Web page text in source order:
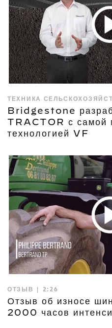
ТЕХНИКА
Bridgestone
TRACTOR с самой
технологией VF
ОТЗЫВ | 2:26
Отзыв об износе
2000 часов